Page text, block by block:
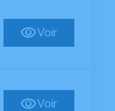
Voir
Voir